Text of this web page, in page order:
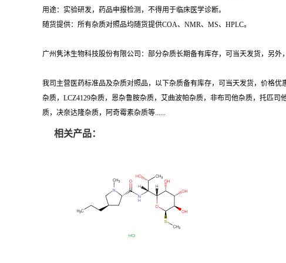
用途：实验研发，药品申报检测，不得用于临床医学诊断。
随货提供：所有杂质对照品均随货提供COA、NMR、MS、HPLC。
广州隽沐生物科技股份有限公司：部分杂质长期备有库存，可当天发货，另
我司主营医药标准品及杂质对照品，以下杂质备有库存，可当天发货，价格
杂质，LCZ4129杂质，恩杂鲁胺杂质，艾曲波帕杂质，非布司他杂质，托匹
质，决奈达隆杂质，阿奇霉素杂质等......
相关产品：